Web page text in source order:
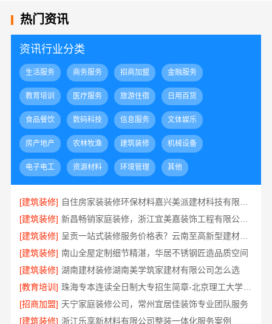
热门资讯
资讯行业分类
生活服务 商务服务 招商加盟 金融服务
教育培训 医疗服务 旅游住宿 日用百货
食品餐饮 数码科技 信息服务 文体娱乐
房产地产 农林牧渔 建筑装修 机械设备
电子电工 资源材料 环境管理 其他
[建筑装修]
[建筑装修]
新昌畅销家庭装修，浙江宜美嘉装饰工程有限公司品质保证
[建筑装修]
呈贡一站式装修服务价格表？云南至高新型建材有限公司
[建筑装修] 南山全屋定制细节精湛，华居不锈钢匠造品质空间
[建筑装修] 湖南建材装修湖南美学筑家建材有限公司怎么选
[教育培训]
珠海专本连读全日制大专招生简章-北京理工大学珠海学院继续教育学院
[招商加盟] 天宁家庭装修公司，常州宜居佳装饰专业团队服务
[建筑装修] 浙江乐享新材料有限公司整装一体化服务案例